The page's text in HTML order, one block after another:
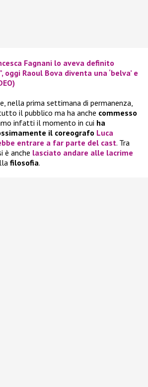
Fagnani lo aveva definito
oggi Raoul Bova diventa una ‘belva’ e
nella prima settimana di permanenza,
il pubblico ma ha anche commesso
infatti il momento in cui ha
il coreografo Luca
entrare a far parte del cast. Tra
è anche lasciato andare alle lacrime
filosofia.